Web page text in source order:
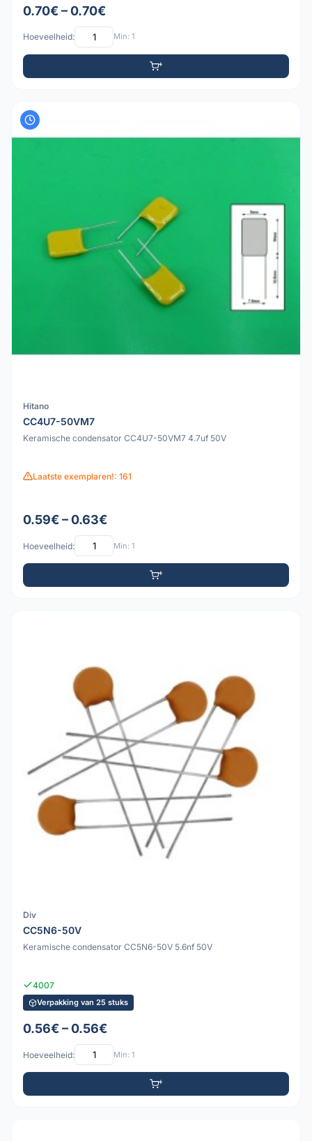
0.70€ – 0.70€
Hoeveelheid: Min: 1
Hitano
CC4U7-50VM7
Keramische condensator CC4U7-50VM7 4.7uf 50V
Laatste exemplaren!: 161
0.59€ – 0.63€
Hoeveelheid: Min: 1
Div
CC5N6-50V
Keramische condensator CC5N6-50V 5.6nf 50V
4007
Verpakking van 25 stuks
0.56€ – 0.56€
Hoeveelheid: Min: 1